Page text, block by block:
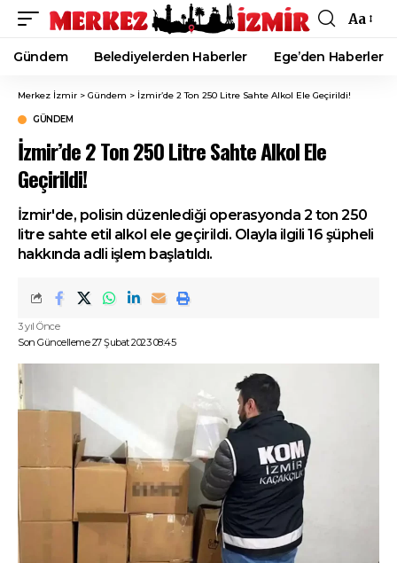
Font
Resizer
Aa
Gündem Belediyelerden Haberler Ege’den Haberler
Merkez İzmir > Gündem > İzmir’de 2 Ton 250 Litre Sahte Alkol Ele Geçirildi!
GÜNDEM
İzmir’de 2 Ton 250 Litre Sahte Alkol Ele
Geçirildi!
İzmir'de, polisin düzenlediği operasyonda 2 ton 250
litre sahte etil alkol ele geçirildi. Olayla ilgili 16 şüpheli
hakkında adli işlem başlatıldı.
Son Güncelleme 27 Şubat 2023 08:45
3 yıl Önce